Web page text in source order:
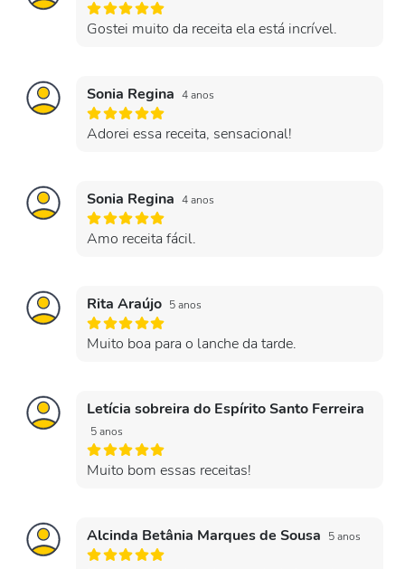
Gostei muito da receita ela está incrível.
Sonia Regina 4 anos
Adorei essa receita, sensacional!
Sonia Regina 4 anos
Amo receita fácil.
Rita Araújo 5 anos
Muito boa para o lanche da tarde.
Letícia sobreira do Espírito Santo Ferreira
5 anos
Muito bom essas receitas!
Alcinda Betânia Marques de Sousa 5 anos